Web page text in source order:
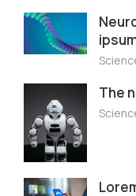
The